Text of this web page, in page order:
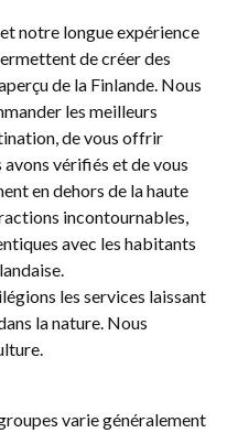
notre longue expérience
de créer des
de la Finlande. Nous
les meilleurs
de vous offrir
vérifiés et de vous
en dehors de la haute
incontournables,
avec les habitants
les services laissant
la nature. Nous
varie généralement